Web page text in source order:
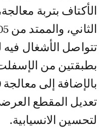
الأكتاف بتربة
تتواصل الأشغال
بطبقتين من
تعديل المقطع
لتحسين الانسيابية.